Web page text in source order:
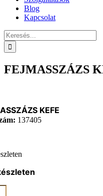
Blog
Kapcsolat
Keresés...
FEJMASSZÁZS
KEFE
137405